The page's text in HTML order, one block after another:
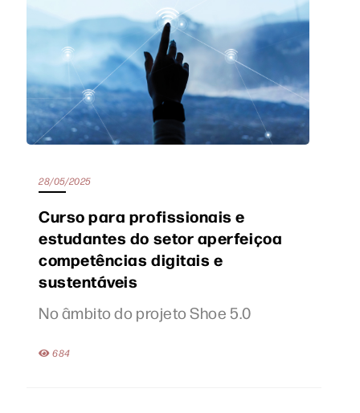
28/05/2025
Curso para profissionais e
estudantes do setor aperfeiçoa
competências digitais e
sustentáveis
No âmbito do projeto Shoe 5.0
684